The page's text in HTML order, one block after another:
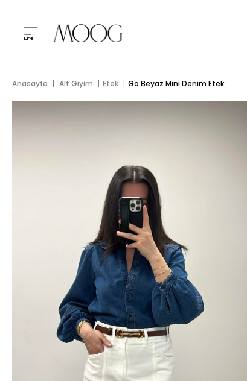
MENU
Anasayfa Alt Giyim Etek Go Beyaz Mini Denim Etek